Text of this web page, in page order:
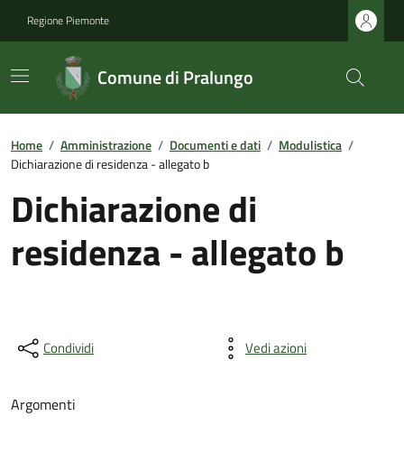
Regione Piemonte
Comune di Pralungo
Home / Amministrazione / Documenti e dati / Modulistica /
Dichiarazione di residenza - allegato b
Dichiarazione di
residenza - allegato b
Condividi Vedi azioni
Argomenti